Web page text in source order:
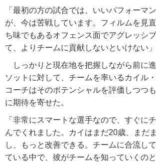
「最初の方の試合では、いいパフォーマ
が、今は苦戦しています。フィルムを見
ち味でもあるオフェンス面でアグレッシ
て、よりチームに貢献しないといけない」
しっかりと現在地を把握しながら前に
ソットに対して、チームを率いるカイル
コーチはそのポテンシャルを評価しつつ
に期待を寄せた。
「非常にスマートな選手なので、すぐに
んでくれました。カイはまだ20歳、まだ
し、もっと改善できる。チームに合流し
ている中で、彼がチームを知っていくの